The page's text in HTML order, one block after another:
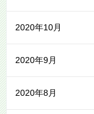
2020年10月
2020年9月
2020年8月